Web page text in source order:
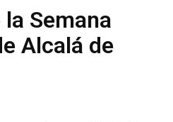
Semana
Alcalá de